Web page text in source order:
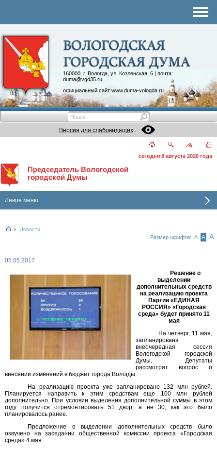
160000, г. Вологда, ул. Козленская, 6 | почта:
duma@vgd35.ru
официальный сайт www.duma-vologda.ru
Контакты
Депутатские объединения
Версия для слабовидящих
сегодня 8 августа 2026 года
Председатель Вологодской
городской Думы
Левое меню
Новости
Размер шрифта: А А А
05.05.2017
Решение о
выделении
дополнительных средств
на реализацию проекта
Партии «ЕДИНАЯ
РОССИЯ» «Городская
среда» будет принято 11
мая
На четверг, 11 мая,
запланирована
внеочередная сессия
Вологодской городской
Думы. Депутаты
рассмотрят вопрос о
внесении изменений в бюджет города Вологды.
На реализацию проекта уже запланировано 132 млн рублей.
Планируется направить к этим средствам еще 100 млн рублей
дополнительно. При условии выделения дополнительной суммы в этом
году получится отремонтировать 51 двор, а не 30, как это было
планировалось ранее.
Предложение о выделении дополнительных средств было
озвучено на заседании общественной комиссии проекта «Городская
среда» 4 мая.